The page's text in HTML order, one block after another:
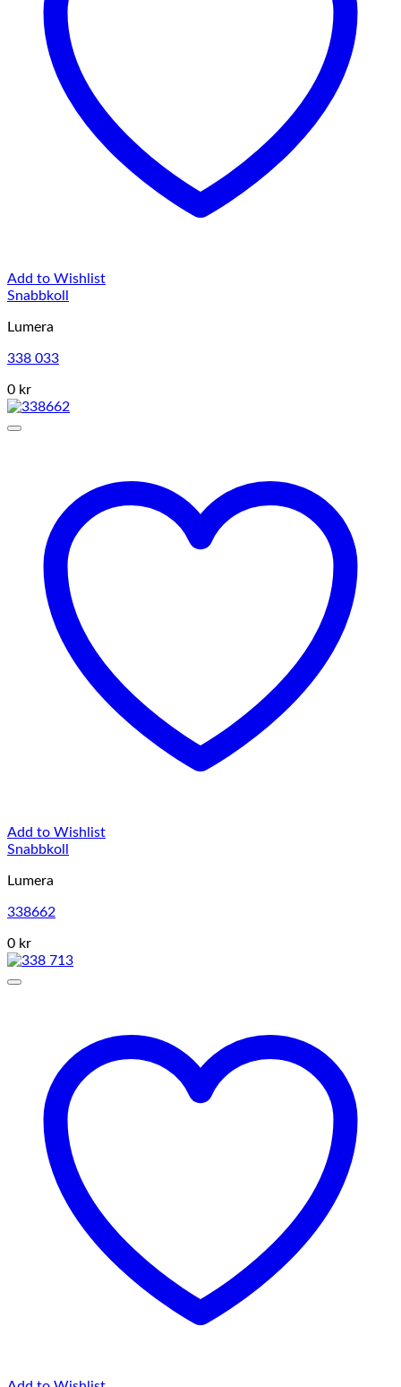
Add to Wishlist
Snabbkoll
Lumera
338 033
0 kr
Add to Wishlist
Snabbkoll
Lumera
338662
0 kr